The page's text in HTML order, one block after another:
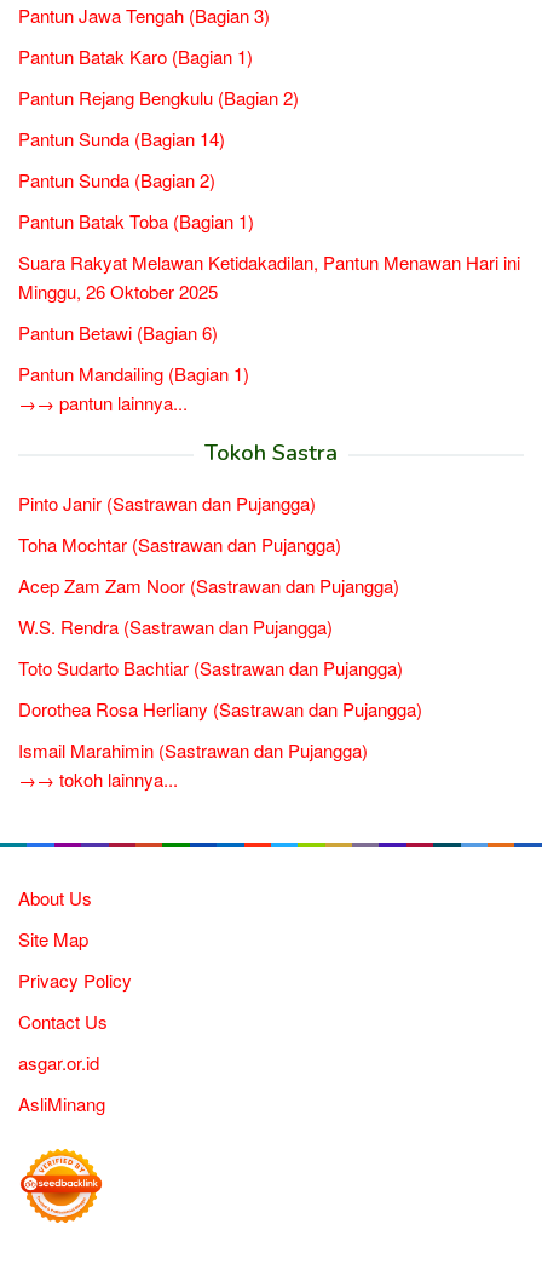
Pantun Jawa Tengah (Bagian 3)
Pantun Batak Karo (Bagian 1)
Pantun Rejang Bengkulu (Bagian 2)
Pantun Sunda (Bagian 14)
Pantun Sunda (Bagian 2)
Pantun Batak Toba (Bagian 1)
Suara Rakyat Melawan Ketidakadilan, Pantun Menawan Hari ini
Minggu, 26 Oktober 2025
Pantun Betawi (Bagian 6)
Pantun Mandailing (Bagian 1)
→→ pantun lainnya...
Tokoh Sastra
Pinto Janir (Sastrawan dan Pujangga)
Toha Mochtar (Sastrawan dan Pujangga)
Acep Zam Zam Noor (Sastrawan dan Pujangga)
W.S. Rendra (Sastrawan dan Pujangga)
Toto Sudarto Bachtiar (Sastrawan dan Pujangga)
Dorothea Rosa Herliany (Sastrawan dan Pujangga)
Ismail Marahimin (Sastrawan dan Pujangga)
→→ tokoh lainnya...
About Us
Site Map
Privacy Policy
Contact Us
asgar.or.id
AsliMinang